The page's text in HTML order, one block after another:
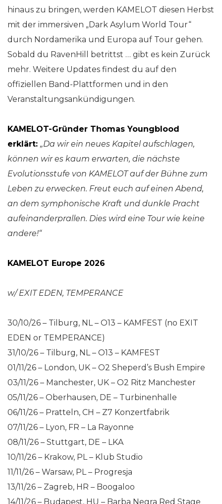
hinaus zu bringen, werden KAMELOT diesen Herbst
mit der immersiven „Dark Asylum World Tour“
durch Nordamerika und Europa auf Tour gehen.
Sobald du RavenHill betrittst … gibt es kein Zurück
mehr. Weitere Updates findest du auf den
offiziellen Band-Plattformen und in den
Veranstaltungsankündigungen.
KAMELOT-Gründer Thomas Youngblood
erklärt: „Da wir ein neues Kapitel aufschlagen,
können wir es kaum erwarten, die nächste
Evolutionsstufe von KAMELOTauf der Bühne zum
Leben zu erwecken. Freut euch auf einen Abend,
an dem symphonische Kraft und dunkle Pracht
aufeinanderprallen. Dies wird eine Tour wie keine
andere!“
KAMELOT Europe 2026
w/ EXIT EDEN, TEMPERANCE
30/10/26 – Tilburg, NL – O13 – KAMFEST (no EXIT
EDEN or TEMPERANCE)
31/10/26 – Tilburg, NL – O13 – KAMFEST
01/11/26 – London, UK – O2 Sheperd’s Bush Empire
03/11/26 – Manchester, UK – O2 Ritz Manchester
05/11/26 – Oberhausen, DE – Turbinenhalle
06/11/26 – Pratteln, CH – Z7 Konzertfabrik
07/11/26 – Lyon, FR – La Rayonne
08/11/26 – Stuttgart, DE – LKA
10/11/26 – Krakow, PL – Klub Studio
11/11/26 – Warsaw, PL – Progresja
13/11/26 – Zagreb, HR – Boogaloo
14/11/26 – Budapest, HU – Barba Negra Red Stage